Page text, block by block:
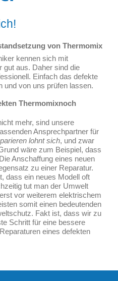
von Thermomix
kennen sich mit
gut aus. Daher sind die
Einfach das defekte
und von uns prüfen lassen.
Thermomixnoch
mehr, sind unsere
Ansprechpartner für
lohnt sich, und zwar
wäre zum Beispiel, dass
Anschaffung eines neuen
zu einer Reparatur.
dass ein neues Modell oft
tut man der Umwelt
vor weiterem elektrischem
somit einen bedeutenden
Fakt ist, dass wir zu
Schritt für eine bessere
eines defekten